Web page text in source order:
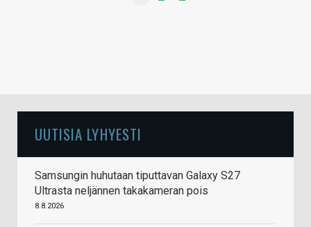
UUTISIA LYHYESTI
Samsungin huhutaan tiputtavan Galaxy S27
Ultrasta neljännen takakameran pois
8.8.2026